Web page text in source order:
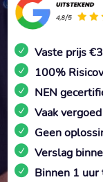
Vaste prijs
100%
NEN
Vaak
Geen
Verslag
Binnen 1